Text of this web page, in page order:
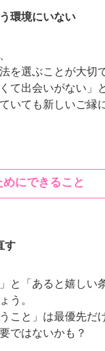
環境にいない
法を選ぶことが大
て出会いがない
いても新しいご縁
にできること
す
と「あると嬉しい
ょう。
こと」は最優先だ
ではないかも？